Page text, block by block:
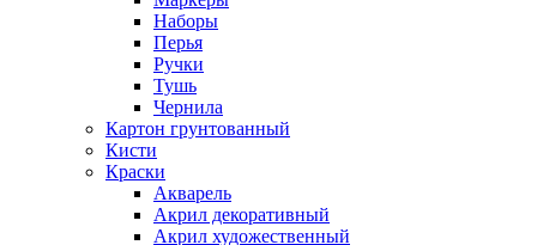
Наборы
Перья
Ручки
Тушь
Чернила
Картон грунтованный
Кисти
Краски
Акварель
Акрил декоративный
Акрил художественный